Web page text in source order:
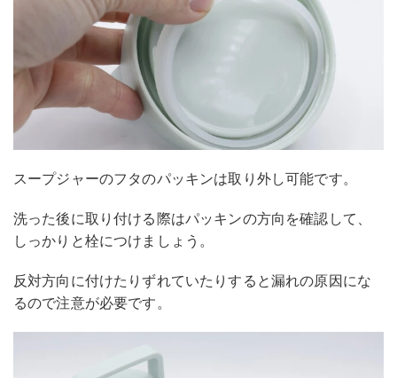
スープジャーのフタのパッキンは取り外し可能です。
洗った後に取り付ける際はパッキンの方向を確認して、
しっかりと栓につけましょう。
反対方向に付けたりずれていたりすると漏れの原因にな
るので注意が必要です。